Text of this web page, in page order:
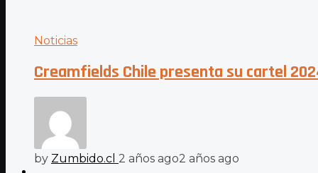
Noticias
Creamfields Chile presenta su cartel
by Zumbido.cl 2 años ago2 años ago